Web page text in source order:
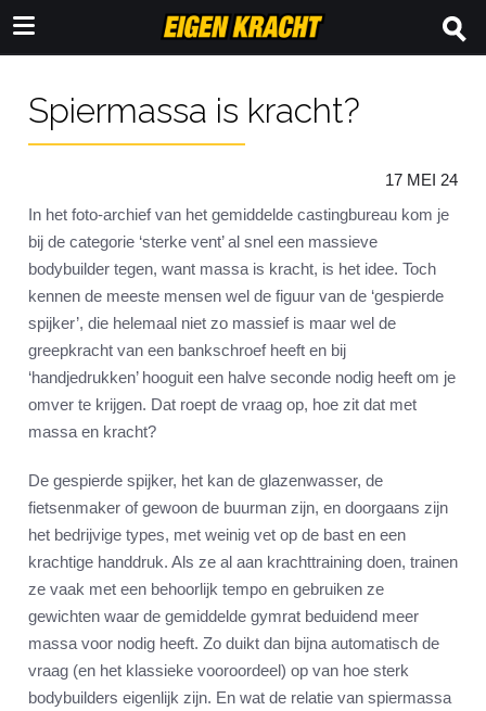
Spiermassa is kracht?
17 MEI 24
In het foto-archief van het gemiddelde castingbureau kom je
bij de categorie ‘sterke vent’ al snel een massieve
bodybuilder tegen, want massa is kracht, is het idee. Toch
kennen de meeste mensen wel de figuur van de ‘gespierde
spijker’, die helemaal niet zo massief is maar wel de
greepkracht van een bankschroef heeft en bij
‘handjedrukken’ hooguit een halve seconde nodig heeft om je
omver te krijgen. Dat roept de vraag op, hoe zit dat met
massa en kracht?
De gespierde spijker, het kan de glazenwasser, de
fietsenmaker of gewoon de buurman zijn, en doorgaans zijn
het bedrijvige types, met weinig vet op de bast en een
krachtige handdruk. Als ze al aan krachttraining doen, trainen
ze vaak met een behoorlijk tempo en gebruiken ze
gewichten waar de gemiddelde gymrat beduidend meer
massa voor nodig heeft. Zo duikt dan bijna automatisch de
vraag (en het klassieke vooroordeel) op van hoe sterk
bodybuilders eigenlijk zijn. En wat de relatie van spiermassa